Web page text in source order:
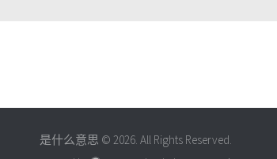
是什么意思 © 2026. All Rights Reserved.